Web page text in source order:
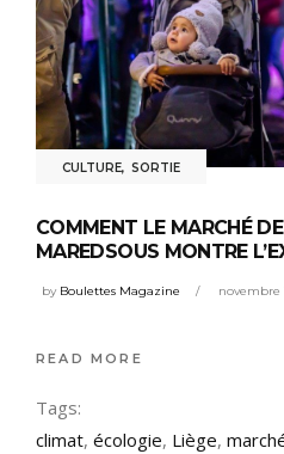
CULTURE, SORTIE
COMMENT LE MARCHÉ
MAREDSOUS MONTRE
by Boulettes Magazine novembre
READ MORE
Tags:
climat, écologie, Liège,